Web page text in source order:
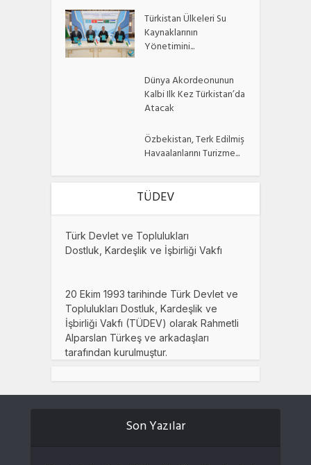
Türkistan Ülkeleri Su
Kaynaklarının
Yönetimini...
Dünya Akordeonunun
Kalbi Ilk Kez Türkistan’da
Atacak
Özbekistan, Terk Edilmiş
Havaalanlarını Turizme...
TÜDEV
Türk Devlet ve Toplulukları
Dostluk, Kardeşlik ve İşbirliği Vakfı
20 Ekim 1993 tarihinde Türk Devlet ve
Toplulukları Dostluk, Kardeşlik ve
İşbirliği Vakfı (TÜDEV) olarak Rahmetli
Alparslan Türkeş ve arkadaşları
tarafından kurulmuştur.
Son Yazılar